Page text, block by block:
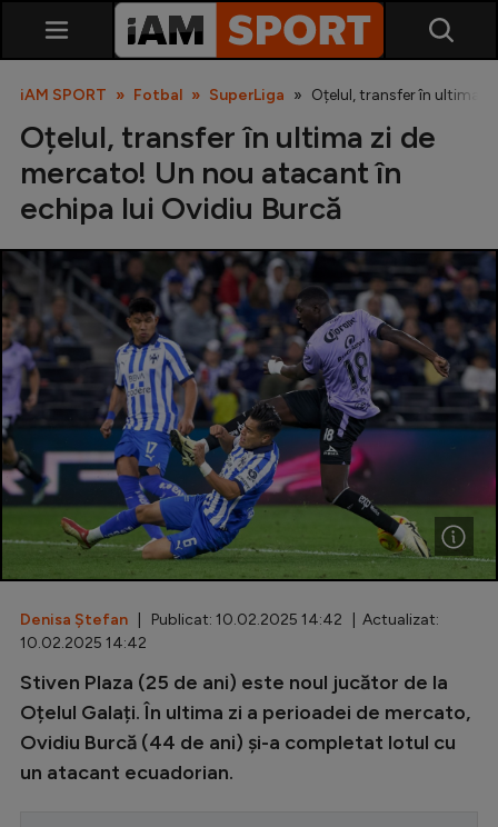
SuperLiga
Liga 2
Cupa României
Echipa Națională
U21
Fotbal feminin
Special
Diverse
Inedit
Champions League
iAM SPORT Fotbal SuperLiga Oțelul, transfer în ultima
Oțelul, transfer în ultima zi de
mercato! Un nou atacant în
echipa lui Ovidiu Burcă
Denisa Ștefan | Publicat: 10.02.2025 14:42 | Actualizat:
10.02.2025 14:42
Stiven Plaza (25 de ani) este noul jucător de la
Oțelul Galați. În ultima zi a perioadei de mercato,
Ovidiu Burcă (44 de ani) și-a completat lotul cu
un atacant ecuadorian.